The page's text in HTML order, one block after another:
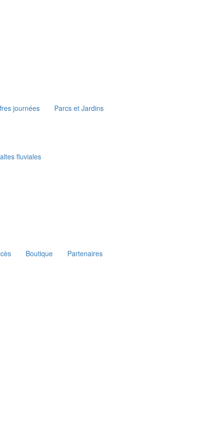
journées Parcs et Jardins
fluviales
Boutique Partenaires